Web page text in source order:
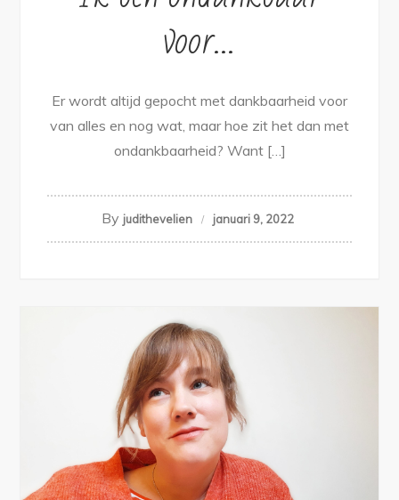
voor…
Er wordt altijd gepocht met dankbaarheid voor
van alles en nog wat, maar hoe zit het dan met
ondankbaarheid? Want […]
By judithevelien januari 9, 2022